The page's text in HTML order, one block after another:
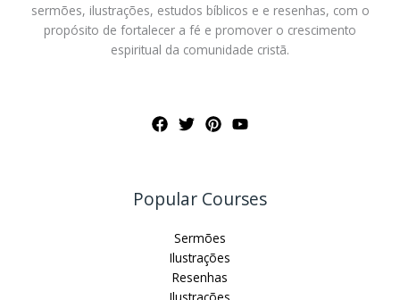
sermões, ilustrações, estudos bíblicos e e resenhas, com o
propósito de fortalecer a fé e promover o crescimento
espiritual da comunidade cristã.
Popular Courses
Sermões
Ilustrações
Resenhas